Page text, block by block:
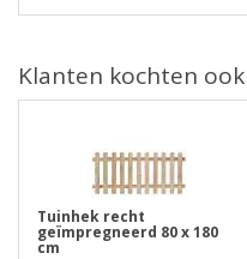
Klanten kochten ook
Tuinhek recht
geïmpregneerd 80 x 180
cm